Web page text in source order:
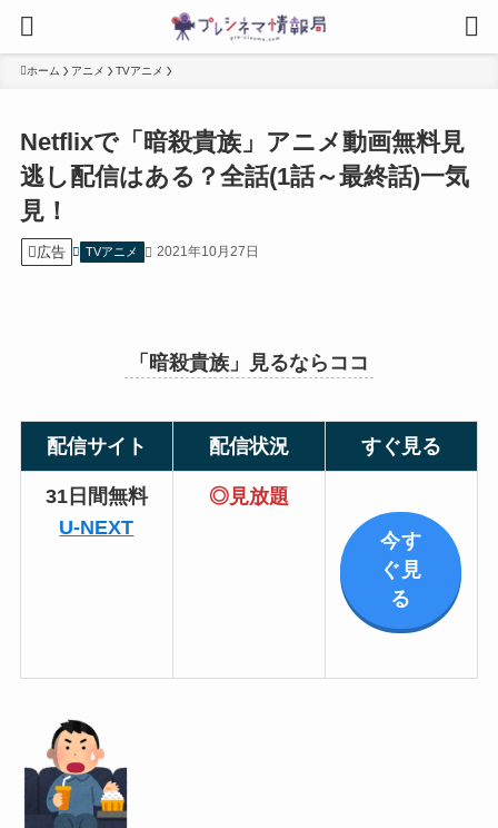
ホーム アニメ TVアニメ
Netflixで「暗殺貴族」アニメ動画無料見
逃し配信はある？全話(1話～最終話)一気
見！
広告 TVアニメ 2021年10月27日
「暗殺貴族」見るならココ
配信サイト 配信状況 すぐ見る
31日間無料
U-NEXT
◎見放題
今す
ぐ見
る